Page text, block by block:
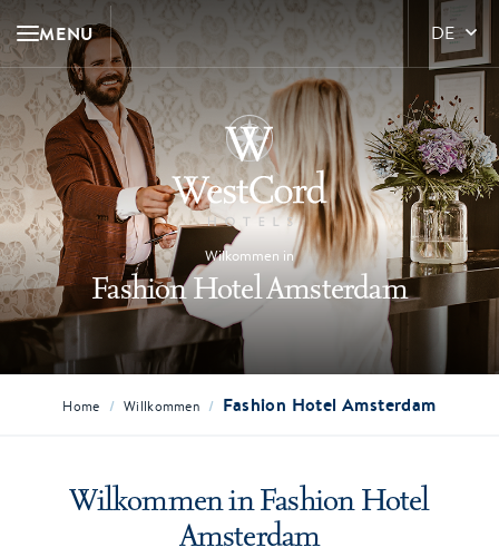
MENU DE
Wilkommen in
Fashion Hotel Amsterdam
Home / Willkommen / Fashion Hotel Amsterdam
Wilkommen in Fashion Hotel
Amsterdam